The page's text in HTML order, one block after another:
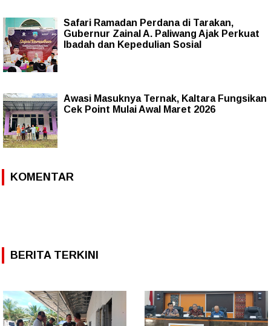
Safari Ramadan Perdana di Tarakan,
Gubernur Zainal A. Paliwang Ajak Perkuat
Ibadah dan Kepedulian Sosial
Awasi Masuknya Ternak, Kaltara Fungsikan
Cek Point Mulai Awal Maret 2026
KOMENTAR
BERITA TERKINI